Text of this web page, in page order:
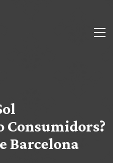
Consumidors?
Barcelona